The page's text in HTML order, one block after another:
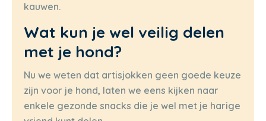
kauwen.
Wat kun je wel veilig delen
met je hond?
Nu we weten dat artisjokken geen goede keuze
zijn voor je hond, laten we eens kijken naar
enkele gezonde snacks die je wel met je harige